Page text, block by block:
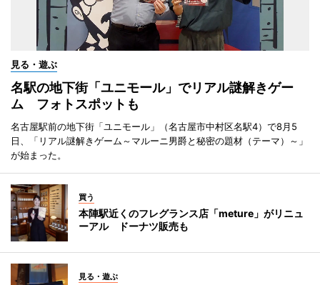
見る・遊ぶ
名駅の地下街「ユニモール」でリアル謎解きゲー
ム フォトスポットも
名古屋駅前の地下街「ユニモール」（名古屋市中村区名駅4）で8月5
日、「リアル謎解きゲーム～マルーニ男爵と秘密の題材（テーマ）～」
が始まった。
買う
本陣駅近くのフレグランス店「meture」がリニュ
ーアル ドーナツ販売も
見る・遊ぶ